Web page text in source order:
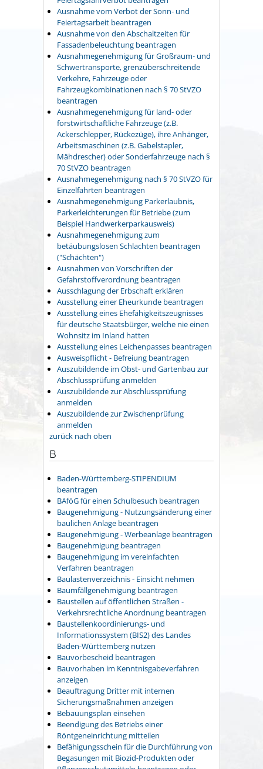
Ausnahme vom Verbot der Sonn- und
Feiertagsarbeit beantragen
Ausnahme von den Abschaltzeiten für
Fassadenbeleuchtung beantragen
Ausnahmegenehmigung für Großraum- und
Schwertransporte, grenzüberschreitende
Verkehre, Fahrzeuge oder
Fahrzeugkombinationen nach § 70 StVZO
beantragen
Ausnahmegenehmigung für land- oder
forstwirtschaftliche Fahrzeuge (z.B.
Ackerschlepper, Rückezüge), ihre Anhänger,
Arbeitsmaschinen (z.B. Gabelstapler,
Mähdrescher) oder Sonderfahrzeuge nach §
70 StVZO beantragen
Ausnahmegenehmigung nach § 70 StVZO für
Einzelfahrten beantragen
Ausnahmegenehmigung Parkerlaubnis,
Parkerleichterungen für Betriebe (zum
Beispiel Handwerkerparkausweis)
Ausnahmegenehmigung zum
betäubungslosen Schlachten beantragen
("Schächten")
Ausnahmen von Vorschriften der
Gefahrstoffverordnung beantragen
Ausschlagung der Erbschaft erklären
Ausstellung einer Eheurkunde beantragen
Ausstellung eines Ehefähigkeitszeugnisses
für deutsche Staatsbürger, welche nie einen
Wohnsitz im Inland hatten
Ausstellung eines Leichenpasses beantragen
Ausweispflicht - Befreiung beantragen
Auszubildende im Obst- und Gartenbau zur
Abschlussprüfung anmelden
Auszubildende zur Abschlussprüfung
anmelden
Auszubildende zur Zwischenprüfung
anmelden
zurück nach oben
B
Baden-Württemberg-STIPENDIUM
beantragen
BAföG für einen Schulbesuch beantragen
Baugenehmigung - Nutzungsänderung einer
baulichen Anlage beantragen
Baugenehmigung - Werbeanlage beantragen
Baugenehmigung beantragen
Baugenehmigung im vereinfachten
Verfahren beantragen
Baulastenverzeichnis - Einsicht nehmen
Baumfällgenehmigung beantragen
Baustellen auf öffentlichen Straßen -
Verkehrsrechtliche Anordnung beantragen
Baustellenkoordinierungs- und
Informationssystem (BIS2) des Landes
Baden-Württemberg nutzen
Bauvorbescheid beantragen
Bauvorhaben im Kenntnisgabeverfahren
anzeigen
Beauftragung Dritter mit internen
Sicherungsmaßnahmen anzeigen
Bebauungsplan einsehen
Beendigung des Betriebs einer
Röntgeneinrichtung mitteilen
Befähigungsschein für die Durchführung von
Begasungen mit Biozid-Produkten oder